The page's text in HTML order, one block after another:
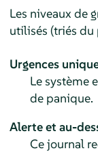
Les niveaux de
utilisés (triés du
Urgences
Le système
de panique.
Alerte et au-
Ce journal